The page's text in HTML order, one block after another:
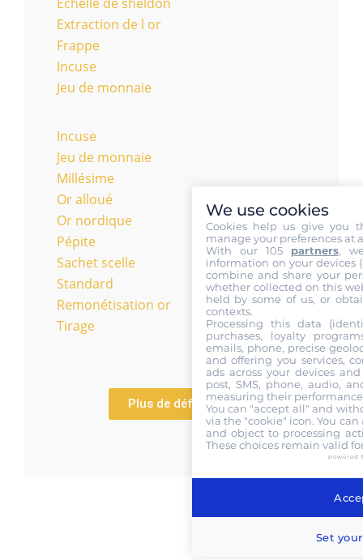
Extraction de l or
Frappe
Incuse
Jeu de monnaie
Incuse
Jeu de monnaie
Millésime
Or alloué
Or nordique
Pépite
Sachet scelle
Standard
Remonétisation or
Tirage
Plus de définitions
We use cookies
Cookies help us give you
manage your preferences at
With our 105 partners,
information on your devices
combine and share your
whether collected on this
held by some of us, or
contexts.
Processing this data
purchases, loyalty
emails, phone, precise
and offering you services,
ads across your devices
post, SMS, phone, audio,
measuring their
You can "accept all" and
via the "cookie" icon. You
and object to processing
These choices remain valid
powered
Set